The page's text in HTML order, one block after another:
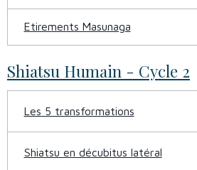
Etirements Masunaga
Shiatsu Humain - Cycle 2
Les 5 transformations
Shiatsu en décubitus latéral